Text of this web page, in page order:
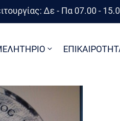
Δε - Πα 07.00 -